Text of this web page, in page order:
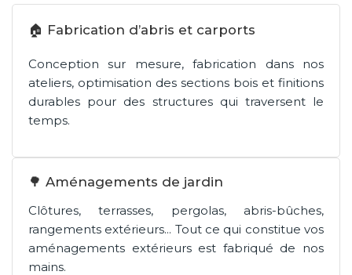
🏠 Fabrication d’abris et carports
Conception sur mesure, fabrication dans nos
ateliers, optimisation des sections bois et finitions
durables pour des structures qui traversent le
temps.
🌳 Aménagements de jardin
Clôtures, terrasses, pergolas, abris-bûches,
rangements extérieurs... Tout ce qui constitue vos
aménagements extérieurs est fabriqué de nos
mains.